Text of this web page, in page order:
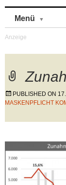
Menü
PUBLISHED ON
MASKENPFLICHT